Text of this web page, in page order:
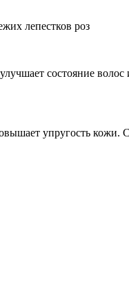
лепестков роз
состояние
упругость кожи.